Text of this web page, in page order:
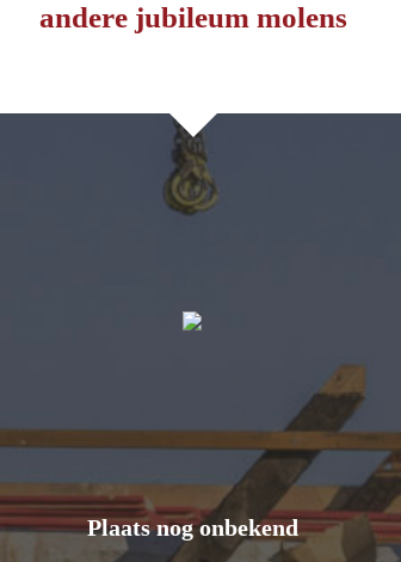
andere jubileum molens
Plaats nog onbekend